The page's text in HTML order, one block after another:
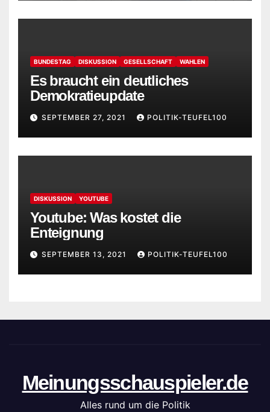
BUNDESTAG DISKUSSION GESELLSCHAFT WAHLEN
Es braucht ein deutliches
Demokratieupdate
SEPTEMBER 27, 2021 POLITIK-TEUFEL100
DISKUSSION YOUTUBE
Youtube: Was kostet die
Enteignung
SEPTEMBER 13, 2021 POLITIK-TEUFEL100
Meinungsschauspieler.de
Alles rund um die Politik